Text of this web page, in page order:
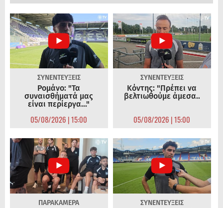
ΣΥΝΕΝΤΕΥΞΕΙΣ
Ρομάνο: "Τα
συναισθήματά μας
είναι περίεργα..."
05/08/2026 | 15:00
ΣΥΝΕΝΤΕΥΞΕΙΣ
Κόντης: "Πρέπει να
βελτιωθούμε άμεσα..
05/08/2026 | 15:00
ΠΑΡΑΚΑΜΕΡΑ ΣΥΝΕΝΤΕΥΞΕΙΣ